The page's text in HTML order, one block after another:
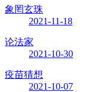
象罔玄珠
2021-11-18
论法家
2021-10-30
疫苗猜想
2021-10-07